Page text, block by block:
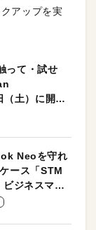
アップを実
って・試せ
土）に開催
Neoを守れ
ース「STM
ジネスマン